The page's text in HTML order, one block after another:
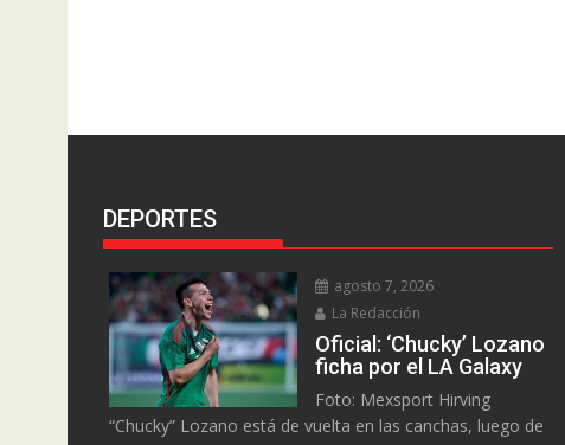
DEPORTES
agosto 7, 2026
La Redacción
Oficial: ‘Chucky’ Lozano
ficha por el LA Galaxy
Foto: Mexsport Hirving
“Chucky” Lozano está de vuelta en las canchas, luego de